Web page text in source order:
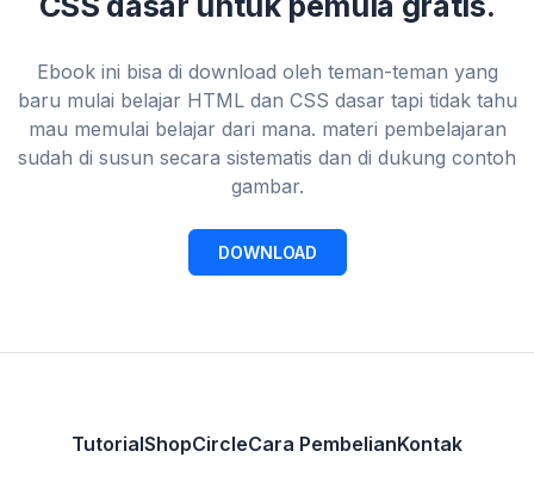
Ebook ini bisa di download oleh teman-teman yang
baru mulai belajar HTML dan CSS dasar tapi tidak tahu
mau memulai belajar dari mana. materi pembelajaran
sudah di susun secara sistematis dan di dukung contoh
gambar.
DOWNLOAD
TutorialShopCircleCara PembelianKontak